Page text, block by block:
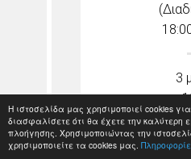
Η ιστοσελίδα μας χρησιμοποιεί cookies
διασφαλίσετε ότι θα έχετε την καλύτερη
πλοήγησης. Χρησιμοποιώντας την
χρησιμοποιείτε τα cookies μας.
3